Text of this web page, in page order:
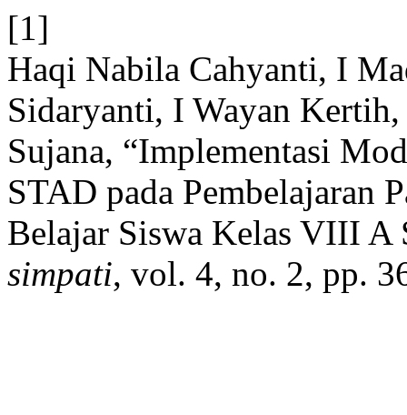
[1]
Haqi Nabila Cahyanti, I
Sidaryanti, I Wayan
Sujana, “Implementasi
STAD pada Pembelajaran
Belajar Siswa Kelas VIII A
simpati, vol. 4, no. 2, pp.